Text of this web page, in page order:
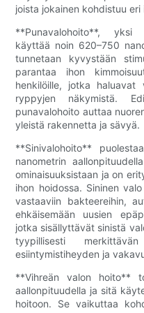
joista jokainen kohdistuu eri
**Punavalohoito**, yksi
käyttää noin 620–750
tunnetaan kyvystään
parantaa ihon
henkilöille, jotka haluavat
ryppyjen näkymistä.
punavalohoito auttaa
yleistä rakennetta ja sävyä.
**Sinivalohoito**
nanometrin
ominaisuuksistaan ​​ja on
ihon hoidossa. Sininen
vastaaviin bakteereihin,
ehkäisemään uusien
jotka sisällyttävät sinistä
tyypillisesti
esiintymistiheyden ja
**Vihreän valon hoito**
aallonpituudella ja sitä
hoitoon. Se vaikuttaa